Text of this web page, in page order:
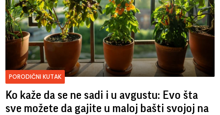
PORODIČNI KUTAK
Ko kaže da se ne sadi i u avgustu: Evo šta
sve možete da gajite u maloj bašti svojoj na